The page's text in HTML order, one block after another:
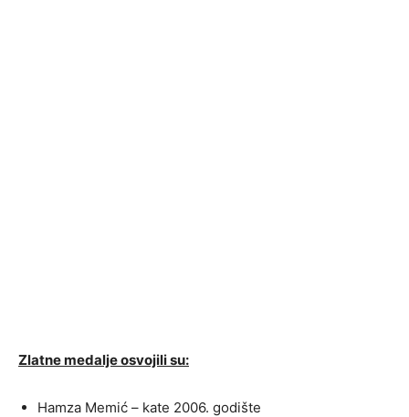
Zlatne medalje osvojili su:
Hamza Memić – kate 2006. godište